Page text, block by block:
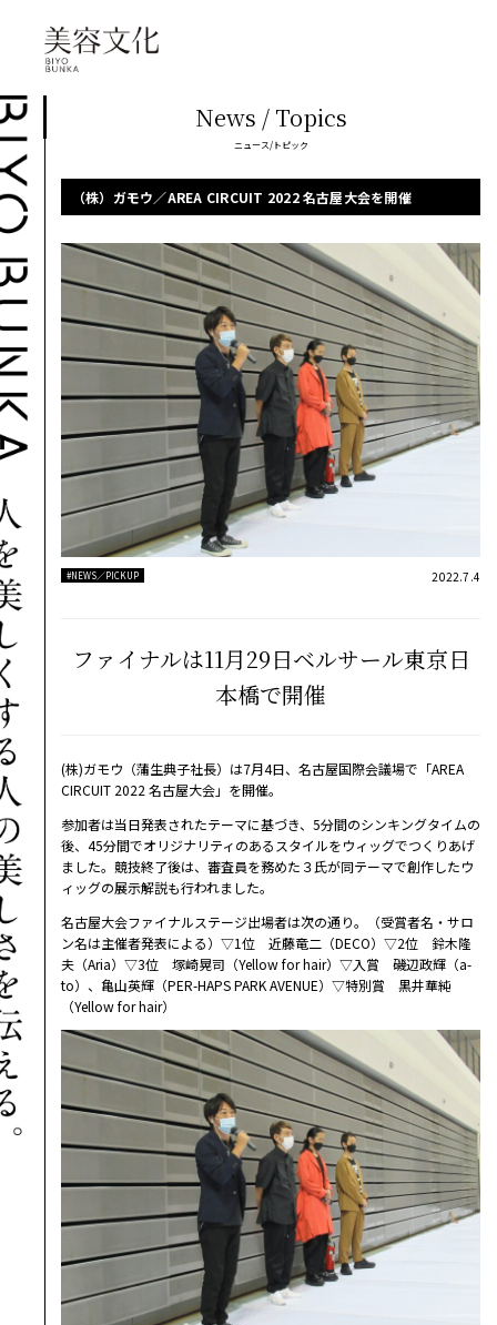
News / Topics
ニュース/トピック
（株）ガモウ／AREA CIRCUIT 2022 名古屋大会を開催
#NEWS／PICKUP 2022.7.4
ファイナルは11月29日ベルサール東京日
本橋で開催
(株)ガモウ（蒲生典子社長）は7月4日、名古屋国際会議場で「AREA
CIRCUIT 2022 名古屋大会」を開催。
参加者は当日発表されたテーマに基づき、5分間のシンキングタイムの
後、45分間でオリジナリティのあるスタイルをウィッグでつくりあげ
ました。競技終了後は、審査員を務めた３氏が同テーマで創作したウ
ィッグの展示解説も行われました。
名古屋大会ファイナルステージ出場者は次の通り。（受賞者名・サロ
ン名は主催者発表による）▽1位 近藤竜二（DECO）▽2位 鈴木隆
夫（Aria）▽3位 塚崎晃司（Yellow for hair）▽入賞 磯辺政輝（a-
to）、亀山英輝（PER-HAPS PARK AVENUE）▽特別賞 黒井華純
（Yellow for hair）